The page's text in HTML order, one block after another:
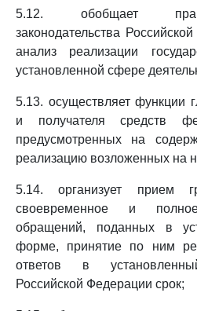
5.12. обобщает
законодательства
анализ реализации
установленной сфере
5.13. осуществляет функции
и получателя средств
предусмотренных на
реализацию возложенных на
5.14. организует прием
своевременное и
обращений, поданных в
форме, принятие по ним
ответов в
Российской Федерации срок;